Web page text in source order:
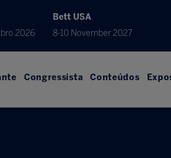
2026
Bett USA
8-10 November 2027
Congressista Conteúdos